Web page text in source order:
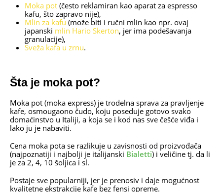
Moka pot (često reklamiran kao aparat za espresso
kafu, što zapravo nije),
Mlin za kafu (može biti i ručni mlin kao npr. ovaj
japanski mlin Hario Skerton, jer ima podešavanja
granulacije),
Sveža kafa u zrnu.
Šta je moka pot?
Moka pot (moka express) je trodelna sprava za pravljenje
kafe, osmougaono čudo, koju poseduje gotovo svako
domaćinstvo u Italiji, a koja se i kod nas sve češće viđa i
lako ju je nabaviti.
Cena moka pota se razlikuje u zavisnosti od proizvođača
(najpoznatiji i najbolji je italijanski Bialetti) i veličine tj. da li
je za 2, 4, 10 šoljica i sl.
Postaje sve popularniji, jer je prenosiv i daje mogućnost
kvalitetne ekstrakcije kafe bez fensi opreme.